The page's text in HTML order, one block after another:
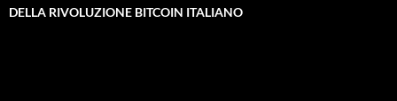
DELLA RIVOLUZIONE BITCOIN ITALIANO